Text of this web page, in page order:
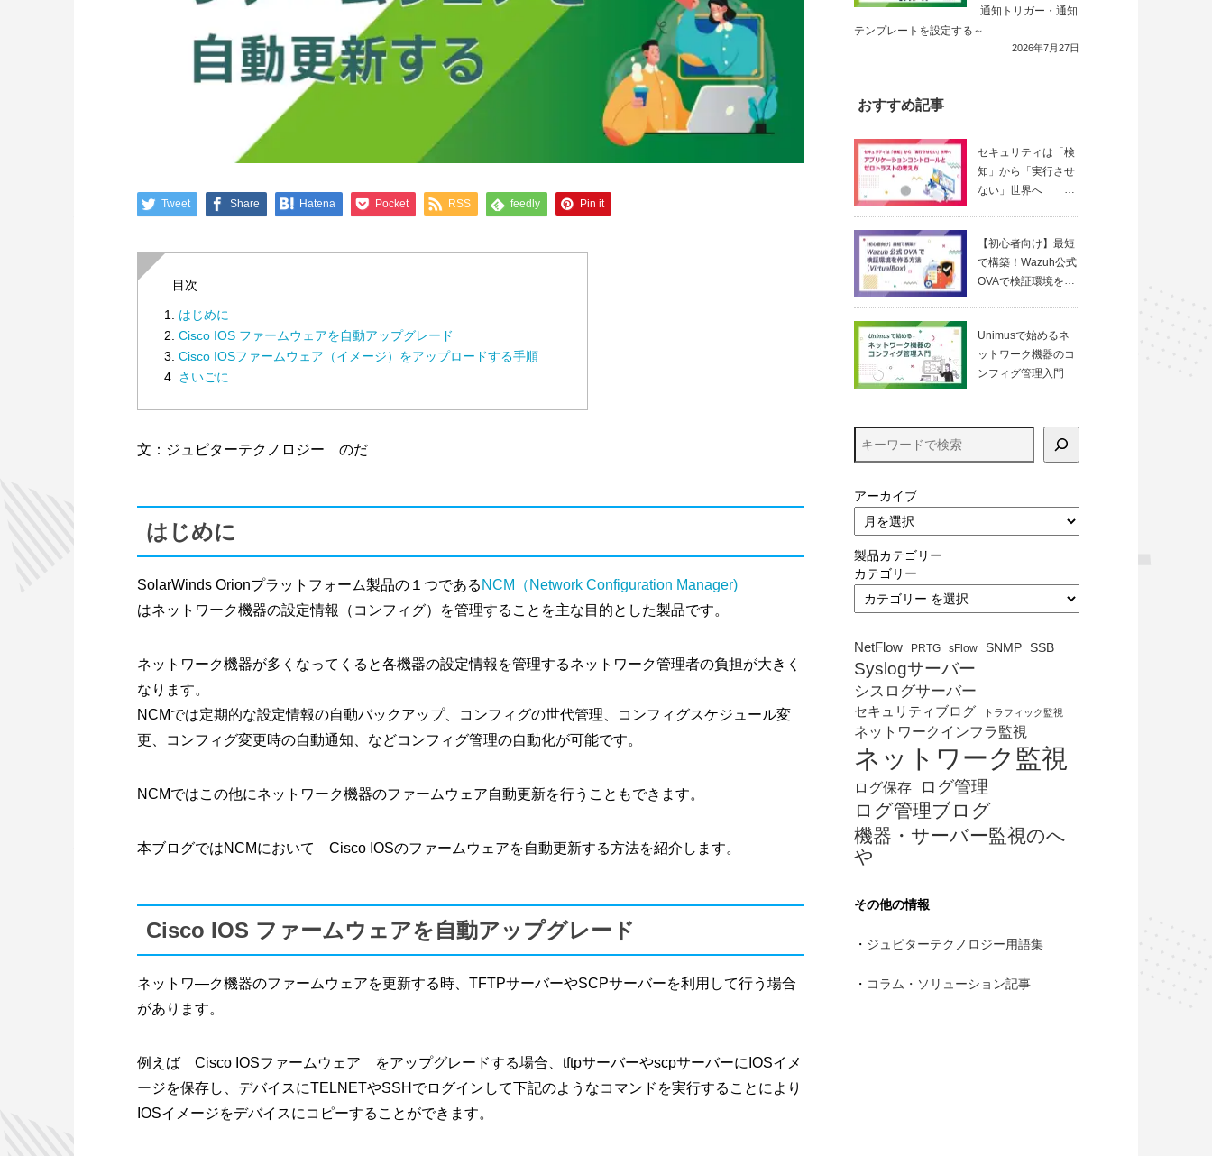
Tweet Share Hatena Pocket RSS feedly Pin it
目次
はじめに
Cisco IOS ファームウェアを自動アップグレード
Cisco IOSファームウェア（イメージ）をアップロードする手順
さいごに
文：ジュピターテクノロジー のだ
はじめに
SolarWinds Orionプラットフォーム製品の１つである NCM（Network Configuration Manager)
はネットワーク機器の設定情報（コンフィグ）を管理することを主な目的とした製品です。
ネットワーク機器が多くなってくると各機器の設定情報を管理するネットワーク管理者の負担が大きく
なります。
NCMでは定期的な設定情報の自動バックアップ、コンフィグの世代管理、コンフィグスケジュール変
更、コンフィグ変更時の自動通知、などコンフィグ管理の自動化が可能です。
NCMではこの他にネットワーク機器のファームウェア自動更新を行うこともできます。
本ブログではNCMにおいて Cisco IOSのファームウェアを自動更新する方法を紹介します。
Cisco IOS ファームウェアを自動アップグレード
ネットワ―ク機器のファームウェアを更新する時、TFTPサーバーやSCPサーバーを利用して行う場合
があります。
例えば Cisco IOSファームウェア をアップグレードする場合、tftpサーバーやscpサーバーにIOSイメ
ージを保存し、デバイスにTELNETやSSHでログインして下記のようなコマンドを実行することにより
IOSイメージをデバイスにコピーすることができます。
通知トリガー・通知
テンプレートを設定する～
2026年7月27日
おすすめ記事
セキュリティは「検
知」から「実行させ
ない」世界へ
ールとゼロトラスト
の考え方
【初心者向け】最短
で構築！Wazuh公式
OVAで検証環境を作
Unimusで始めるネ
ットワーク機器のコ
ンフィグ管理入門
アーカイブ
製品カテゴリー
カテゴリー
NetFlow PRTG sFlow SNMP SSB
Syslogサーバー
シスログサーバー
セキュリティブログ トラフィック監視
ネットワークインフラ監視
ネットワーク監視
ログ保存 ログ管理
ログ管理ブログ
機器・サーバー監視のへ
や
その他の情報
・ ジュピターテクノロジー用語集
・ コラム・ソリューション記事